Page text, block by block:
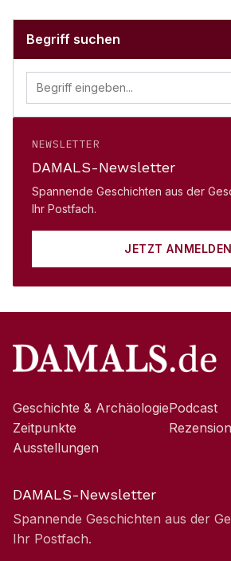
Begriff suchen
NEWSLETTER
DAMALS-Newsletter
Spannende Geschichten aus der
Ihr Postfach.
JETZT ANMELDEN
Geschichte & Archäologie
Zeitpunkte
Ausstellungen
Podcast
DAMALS-Newsletter
Spannende Geschichten aus der
Ihr Postfach.